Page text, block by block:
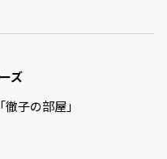
ズ
子の部屋」